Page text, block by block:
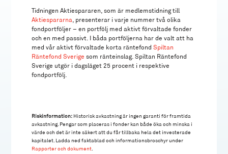
Tidningen Aktiespararen, som är medlemstidning till
Aktiespararna
, presenterar i varje nummer två olika
fondportföljer – en portfölj med aktivt förvaltade fonder
och en med passivt. I båda portföljerna har de valt att ha
med vår aktivt förvaltade korta räntefondSpiltan
Räntefond Sverige som ränteinslag. Spiltan Räntefond
Sverige utgör i dagsläget 25 procent i respektive
fondportfölj.
Riskinformation: Historisk avkastning är ingen garanti för framtida
avkastning. Pengar som placeras i fonder kan både öka och minska i
värde och det är inte säkert att du får tillbaka hela det investerade
kapitalet. Ladda ned faktablad och informationsbroschyr under
Rapporter och dokument